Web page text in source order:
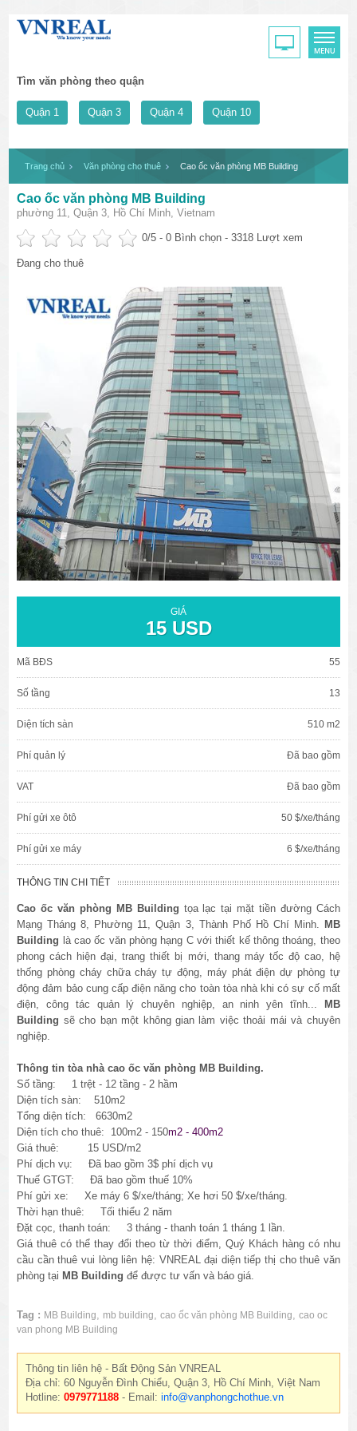
Tìm văn phòng theo quận
Quận 1 Quận 3 Quận 4 Quận 10
Trang chủ Văn phòng cho thuê Cao ốc văn phòng MB Building
Cao ốc văn phòng MB Building
phường 11, Quận 3, Hồ Chí Minh, Vietnam
0/5 -0 Bình chọn - 3318 Lượt xem
Đang cho thuê
GIÁ
15 USD
Mã BĐS 55
Số tầng 13
Diện tích sàn 510 m2
Phí quản lý Đã bao gồm
VAT Đã bao gồm
Phí gửi xe ôtô 50 $/xe/tháng
Phí gửi xe máy 6 $/xe/tháng
THÔNG TIN CHI TIẾT
Cao ốc văn phòng MB Building tọa lạc tại mặt tiền đường Cách
Mạng Tháng 8, Phường 11, Quận 3, Thành Phố Hồ Chí Minh. MB
Building là cao ốc văn phòng hạng C với thiết kế thông thoáng, theo
phong cách hiện đại, trang thiết bị mới, thang máy tốc độ cao, hệ
thống phòng cháy chữa cháy tự động, máy phát điện dự phòng tự
động đảm bảo cung cấp điện năng cho toàn tòa nhà khi có sự cố mất
điện, công tác quản lý chuyên nghiệp, an ninh yên tĩnh...
MB
Building sẽ cho bạn một không gian làm việc thoải mái và chuyên
nghiệp.
Thông tin tòa nhà cao ốc văn phòng MB Building.
Số tầng: 1 trệt - 12 tầng - 2 hầm
Diện tích sàn: 510m2
Tổng diện tích: 6630m2
Diện tích cho thuê: 100m2 - 150m2 - 400m2
Giá thuê: 15 USD/m2
Phí dịch vụ: Đã bao gồm 3$ phí dịch vụ
Thuế GTGT: Đã bao gồm thuế 10%
Phí gửi xe:Xe máy 6 $/xe/tháng; Xe hơi 50 $/xe/tháng.
Thời hạn thuê: Tối thiểu 2 năm
Đặt cọc, thanh toán: 3 tháng - thanh toán 1 tháng 1 lần.
Giá thuê có thể thay đổi theo từ thời điểm, Quý Khách hàng có nhu
cầu cần thuê vui lòng liên hệ: VNREAL đại diện tiếp thị cho thuê văn
phòng tại MB Building để được tư vấn và báo giá.
Tag : MB Building, mb building,cao ốc văn phòng MB Building,cao oc
van phong MB Building
Thông tin liên hệ - Bất Động Sản VNREAL
Địa chỉ: 60 Nguyễn Đình Chiểu, Quận 3, Hồ Chí Minh, Việt Nam
Hotline:0979771188 - Email:info@vanphongchothue.vn
văn phòng cho thuê quận 3
văn phòng quận 1
văn phòng quận 3
cao ốc văn phòng quận 1
cao ốc văn phòng quận 3